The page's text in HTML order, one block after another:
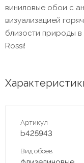
виниловые обои с
визуализацией
близости природы
Rossi!
Артикул
b425943
Вид обоев